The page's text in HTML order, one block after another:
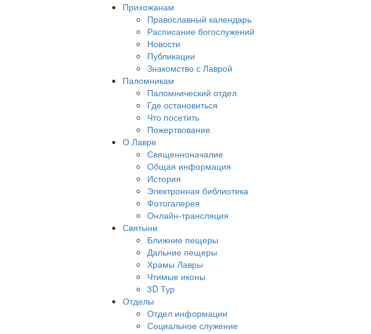
Прихожанам
Православный календарь
Расписание богослужений
Новости
Публикации
Знакомство с Лаврой
Паломникам
Паломнический отдел
Где остановиться
Что посетить
Пожертвование
О Лавре
Священноначалие
Общая информация
История
Электронная библиотека
Фотогалерея
Онлайн-трансляция
Святыни
Ближние пещеры
Дальние пещеры
Храмы Лавры
Чтимые иконы
3D Тур
Отделы
Отдел информации
Социальное служение